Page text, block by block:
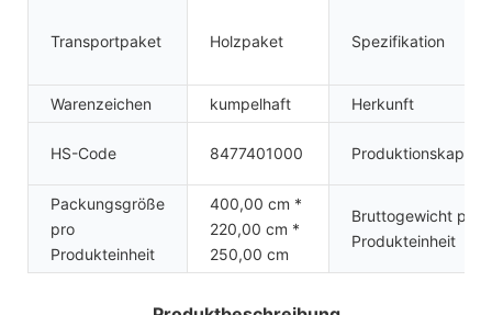
Transportpaket Holzpaket Spezifikation
Warenzeichen kumpelhaft Herkunft
HS-Code 8477401000
Packungsgröße
pro
Produkteinheit
400,00 cm *
220,00 cm *
250,00 cm
Bruttogewicht pro
Produkteinheit